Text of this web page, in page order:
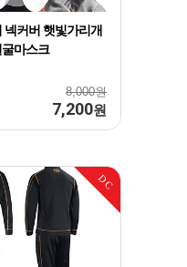
넥커버 햇빛가리개
마스크
8,000원
7,200원
DC